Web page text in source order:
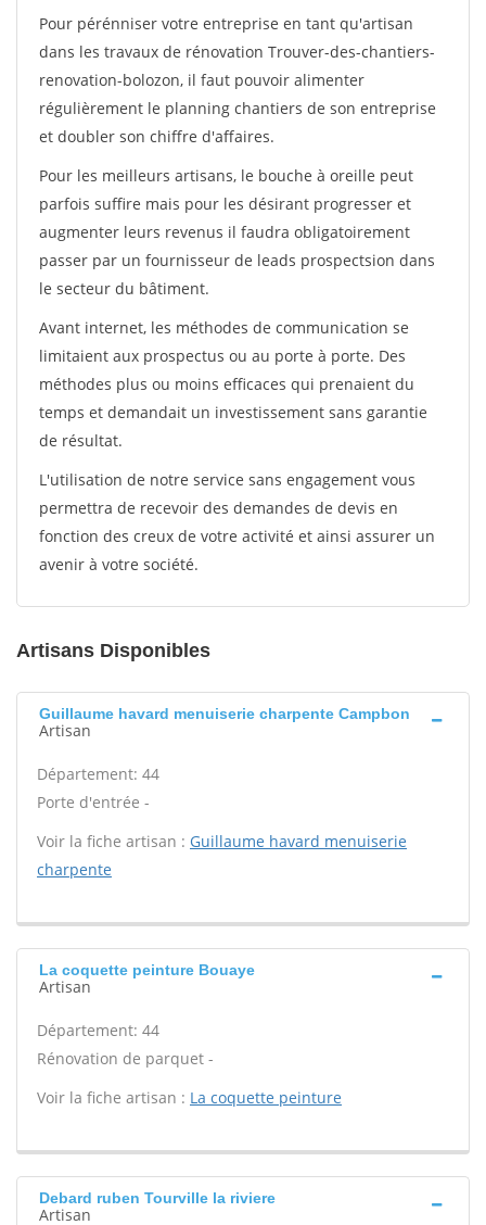
Pour pérénniser votre entreprise en tant qu'artisan
dans les travaux de rénovation Trouver-des-chantiers-
renovation-bolozon, il faut pouvoir alimenter
régulièrement le planning chantiers de son entreprise
et doubler son chiffre d'affaires.
Pour les meilleurs artisans, le bouche à oreille peut
parfois suffire mais pour les désirant progresser et
augmenter leurs revenus il faudra obligatoirement
passer par un fournisseur de leads prospectsion dans
le secteur du bâtiment.
Avant internet, les méthodes de communication se
limitaient aux prospectus ou au porte à porte. Des
méthodes plus ou moins efficaces qui prenaient du
temps et demandait un investissement sans garantie
de résultat.
L'utilisation de notre service sans engagement vous
permettra de recevoir des demandes de devis en
fonction des creux de votre activité et ainsi assurer un
avenir à votre société.
Artisans Disponibles
Guillaume havard menuiserie charpente Campbon
Artisan
Département: 44
Porte d'entrée -
Voir la fiche artisan : Guillaume havard menuiserie
charpente
La coquette peinture Bouaye
Artisan
Département: 44
Rénovation de parquet -
Voir la fiche artisan : La coquette peinture
Debard ruben Tourville la riviere
Artisan